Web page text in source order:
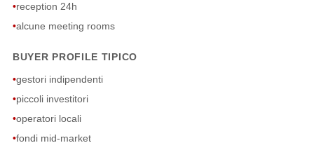
•reception 24h
•alcune meeting rooms
BUYER PROFILE TIPICO
•gestori indipendenti
•piccoli investitori
•operatori locali
•fondi mid-market